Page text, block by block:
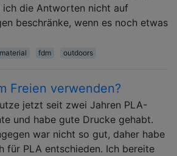
ich die Antworten nicht auf
beschränke, wenn es noch etwas
material fdm outdoors
Freien verwenden?
jetzt seit zwei Jahren PLA-
und habe gute Drucke gehabt.
war nicht so gut, daher habe
für PLA entschieden. Ich bereite